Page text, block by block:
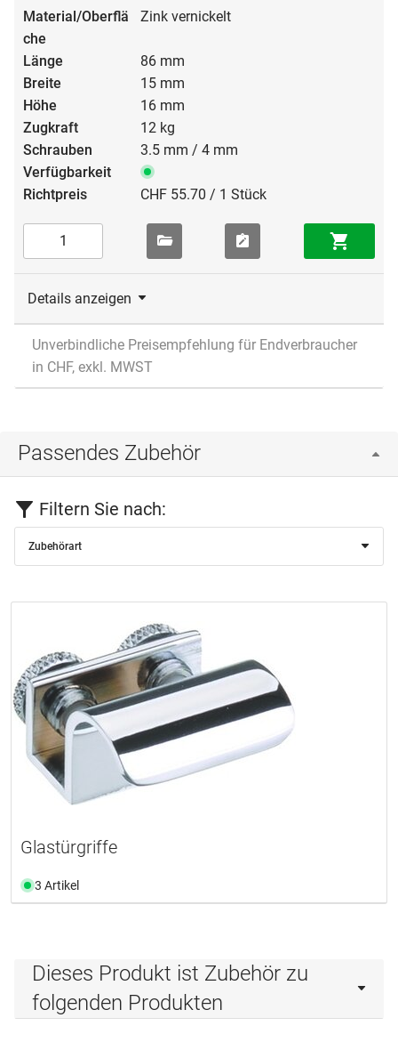
Zink vernickelt
86 mm
15 mm
16 mm
12 kg
3.5 mm / 4 mm
CHF 55.70 / 1 Stück
Details anzeigen
Unverbindliche Preisempfehlung für Endverbraucher
in CHF, exkl. MWST
Passendes Zubehör
Filtern Sie nach:
Zubehörart
Glastürgriffe
3 Artikel
Dieses Produkt ist Zubehör zu
folgenden Produkten